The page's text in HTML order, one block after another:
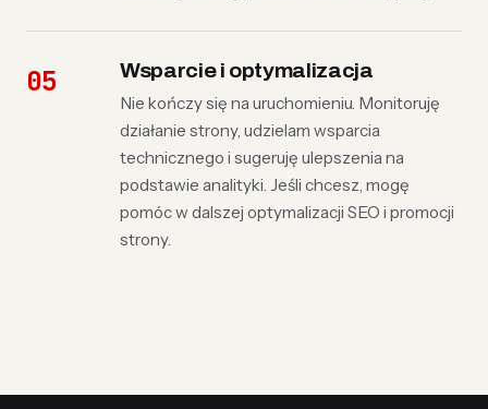
Wsparcie i optymalizacja
Nie kończy się na uruchomieniu. Monitoruję
działanie strony, udzielam wsparcia
technicznego i sugeruję ulepszenia na
podstawie analityki. Jeśli chcesz, mogę
pomóc w dalszej optymalizacji SEO i promocji
strony.